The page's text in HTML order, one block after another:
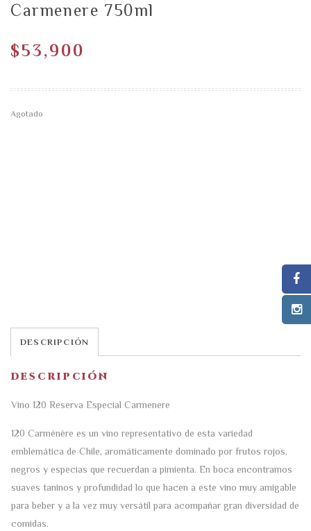
Carmenere 750ml
$53,900
Agotado
DESCRIPCIÓN
DESCRIPCIÓN
Vino 120 Reserva Especial Carmenere
120 Carménère es un vino representativo de esta variedad
emblemática de Chile, aromáticamente dominado por frutos rojos,
negros y especias que recuerdan a pimienta. En boca encontramos
suaves taninos y profundidad lo que hacen a este vino muy amigable
para beber y a la vez muy versátil para acompañar gran diversidad de
comidas.